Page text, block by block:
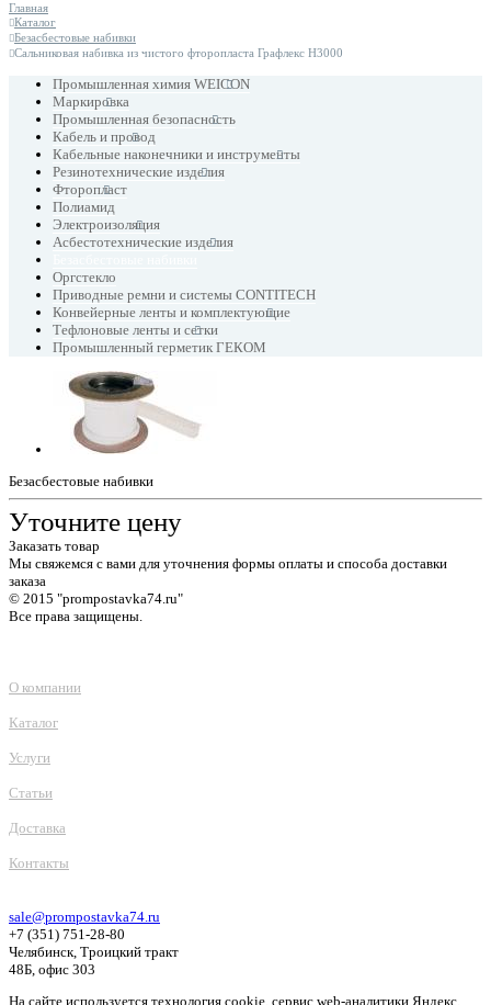
Главная
Каталог
Безасбестовые набивки
Сальниковая набивка из чистого фторопласта Графлекс Н3000
Промышленная химия WEICON
Маркировка
Промышленная безопасность
Кабель и провод
Кабельные наконечники и инструменты
Резинотехнические изделия
Фторопласт
Полиамид
Электроизоляция
Асбестотехнические изделия
Оргстекло
Приводные ремни и системы CONTITECH
Конвейерные ленты и комплектующие
Тефлоновые ленты и сетки
Промышленный герметик ГЕКОМ
Безасбестовые набивки
Уточните цену
Заказать товар
Мы свяжемся с вами для уточнения формы оплаты и способа доставки
заказа
© 2015 "prompostavka74.ru"
Все права защищены.
О компании
Каталог
Услуги
Статьи
Доставка
Контакты
sale@prompostavka74.ru
+7 (351) 751-28-80
Челябинск, Троицкий тракт
48Б, офис 303
На сайте используется технология cookie, сервис web-аналитики Яндекс.